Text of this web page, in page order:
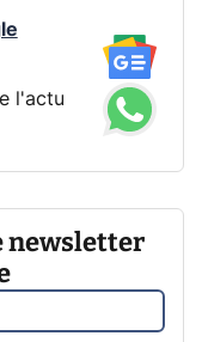
l'actu
newsletter